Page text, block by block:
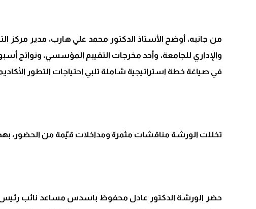
من جانبه، أوضح الأستاذ الدكتور محمد علي هارب، مدير مركز
والإداري للجامعة، وأحد مخرجات التقيبم المؤسسي، ونواتج
في صياغة خطة استراتيجية شاملة تلبي احتياجات التطور
تخللت الورشة مناقشات مثمرة ومداخلات قيّمة من الحضور،
حضر الورشة الدكتور عادل محفوظ باسدس مساعد نائب رئيس